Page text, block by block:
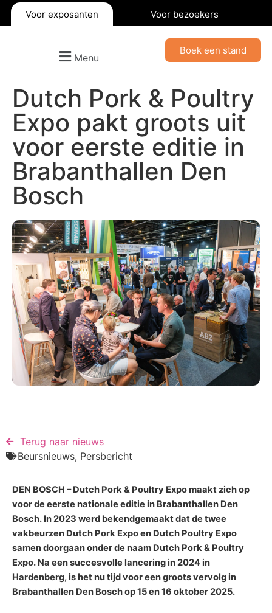
Voor exposanten Voor bezoekers
Menu
Boek een stand
Dutch Pork & Poultry
Expo pakt groots uit
voor eerste editie in
Brabanthallen Den
Bosch
Terug naar nieuws​
Beursnieuws, Persbericht
DEN BOSCH – Dutch Pork & Poultry Expo maakt zich op
voor de eerste nationale editie in Brabanthallen Den
Bosch. In 2023 werd bekendgemaakt dat de twee
vakbeurzen Dutch Pork Expo en Dutch Poultry Expo
samen doorgaan onder de naam Dutch Pork & Poultry
Expo. Na een succesvolle lancering in 2024 in
Hardenberg, is het nu tijd voor een groots vervolg in
Brabanthallen Den Bosch op 15 en 16 oktober 2025.